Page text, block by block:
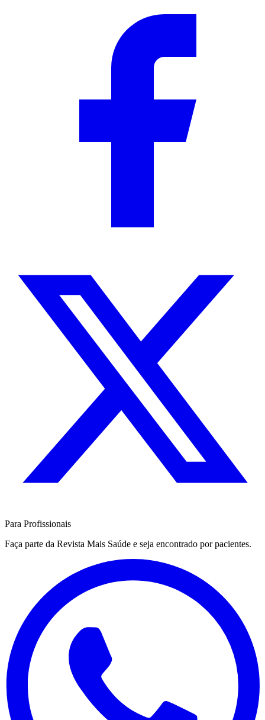
Para Profissionais
Faça parte da Revista Mais Saúde e seja encontrado por pacientes.